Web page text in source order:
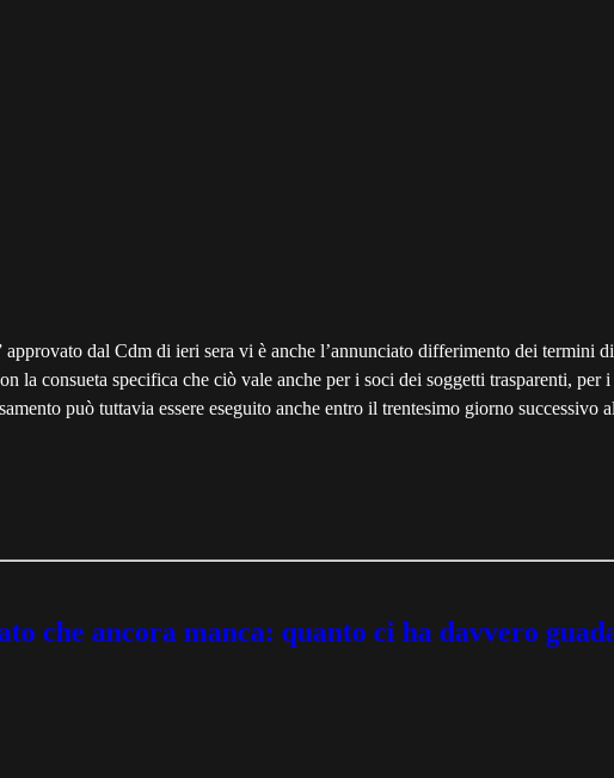
dal Cdm di ieri sera vi è anche l’annunciato differimento dei termini
la consueta specifica che ciò vale anche per i soci dei soggetti trasparenti,
può tuttavia essere eseguito anche entro il trentesimo giorno
che ancora manca: quanto ci ha davvero